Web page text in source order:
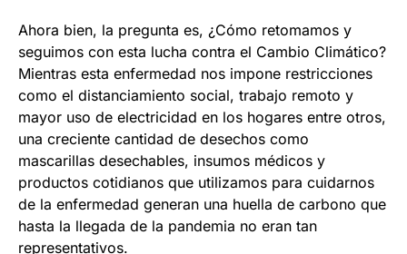
Ahora bien, la pregunta es, ¿Cómo retomamos y
seguimos con esta lucha contra el Cambio Climático?
Mientras esta enfermedad nos impone restricciones
como el distanciamiento social, trabajo remoto y
mayor uso de electricidad en los hogares entre otros,
una creciente cantidad de desechos como
mascarillas desechables, insumos médicos y
productos cotidianos que utilizamos para cuidarnos
de la enfermedad generan una huella de carbono que
hasta la llegada de la pandemia no eran tan
representativos.